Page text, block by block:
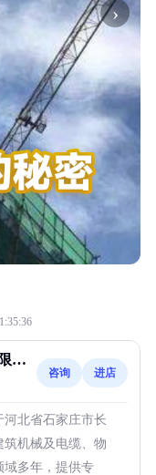
›
公
咨询 进店
北省石家庄市长
机械及电缆、物
域多年，提供专